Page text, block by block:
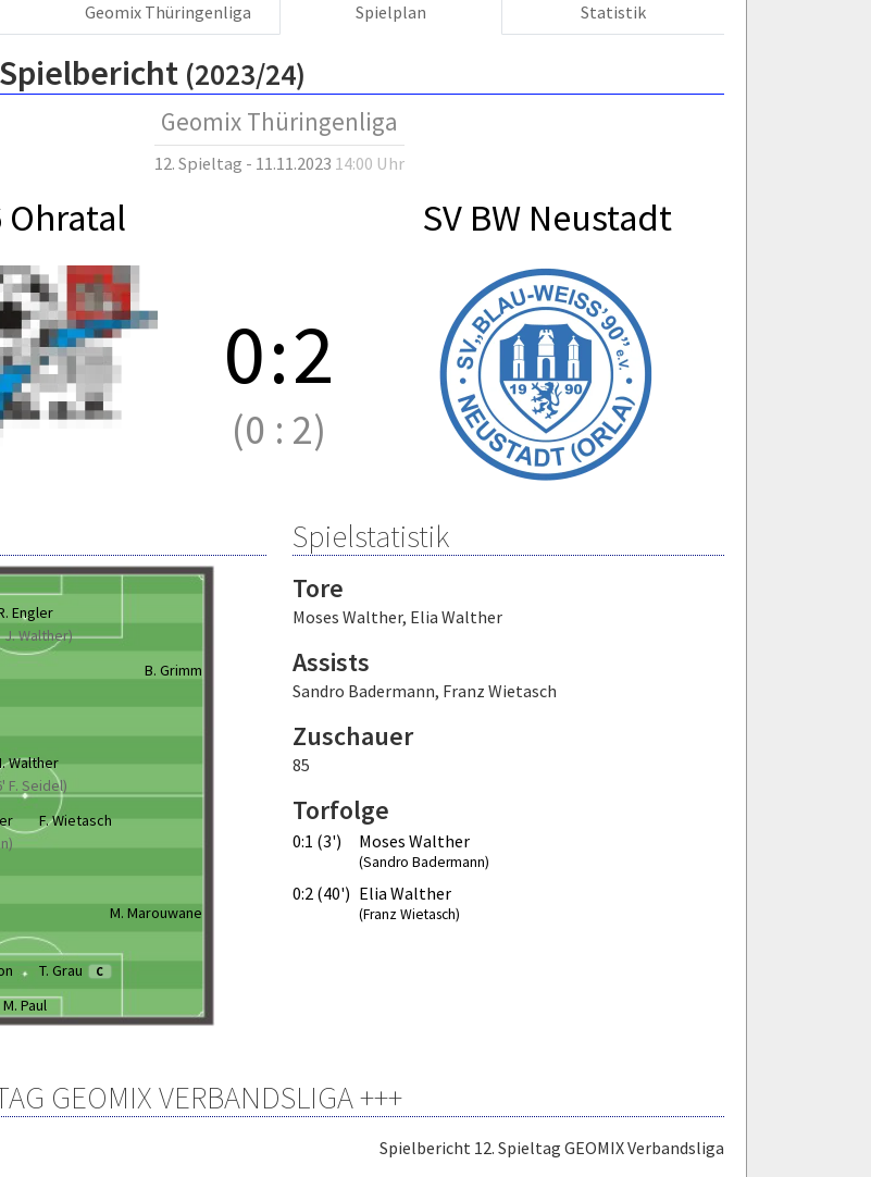
Geomix Thüringenliga Spielplan Statistik
Spielbericht (2023/24)
Geomix Thüringenliga
12. Spieltag - 11.11.2023 14:00 Uhr
Ohratal SV BW Neustadt
0:2
(0 : 2)
Engler
J. Walther)
B. Grimm
Walther
F. Seidel)
F. Wietasch
M. Marouwane
T. Grau C
M. Paul
Spielstatistik
Tore
Moses Walther, Elia Walther
Assists
Sandro Badermann, Franz Wietasch
Zuschauer
85
Torfolge
0:1 (3') Moses Walther
(Sandro Badermann)
0:2 (40') Elia Walther
(Franz Wietasch)
GEOMIX VERBANDSLIGA +++
Spielbericht 12. Spieltag GEOMIX Verbandsliga